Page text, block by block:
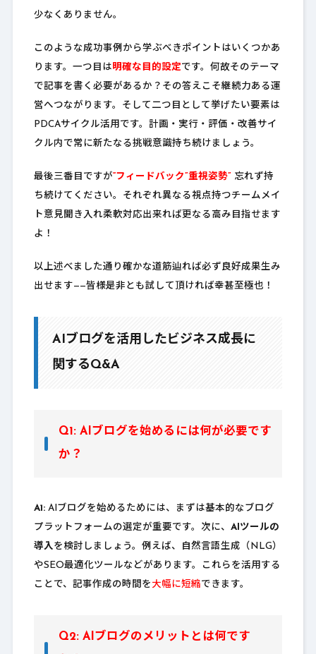
少なくありません。
このような成功事例から学ぶべきポイントはいくつかあ
ります。一つ目は明確な目的設定 です。何故そのテーマ
で記事を書く必要があるか？その答えこそ継続力ある運
営へつながります。そして二つ目として挙げたい要素は
PDCAサイクル活用です。計画・実行・評価・改善サイ
クル内で常に新たなる挑戦意識持ち続けましょう。
最後三番目ですが “フィードバック”重視姿勢” 忘れず持
ち続けてください。それぞれ異なる視点持つチームメイ
ト意見聞き入れ柔軟対応出来れば更なる高み目指せます
よ！
以上述べました通り確かな道筋辿れば必ず良好成果生み
出せます——皆様是非とも試して頂ければ幸甚至極也！
AIブログを活用したビジネス成長に
関するQ&A
Q1: AIブログを始めるには何が必要です
か？
A1:AIブログを始めるためには、まずは基本的なブログ
プラットフォームの選定が重要です。次に、 AIツールの
導入を検討しましょう。例えば、自然言語生成（NLG）
やSEO最適化ツールなどがあります。これらを活用する
ことで、記事作成の時間を 大幅に短縮 できます。
Q2: AIブログのメリットとは何です